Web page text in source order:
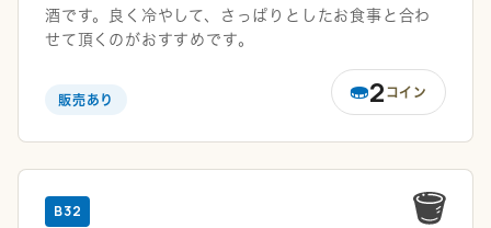
酒です。良く冷やして、さっぱりとしたお食事と合わ
せて頂くのがおすすめです。
販売あり 2 コイン
B32